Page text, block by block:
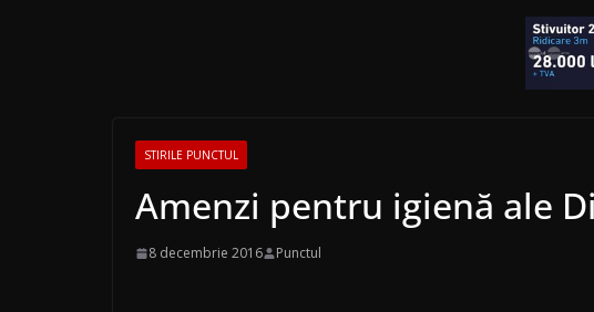
STIRILE PUNCTUL
Amenzi pentru igienă ale
8 decembrie 2016 Punctul